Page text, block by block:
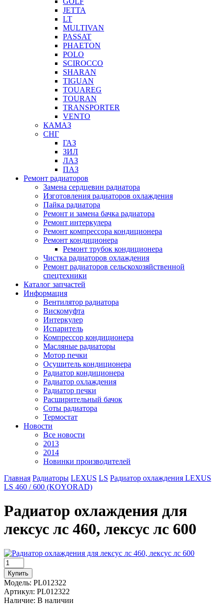
JETTA
LT
MULTIVAN
PASSAT
PHAETON
POLO
SCIROCCO
SHARAN
TIGUAN
TOUAREG
TOURAN
TRANSPORTER
VENTO
КАМАЗ
СНГ
ГАЗ
ЗИЛ
ЛАЗ
ПАЗ
Ремонт радиаторов
Замена сердцевин радиатора
Изготовления радиаторов охлаждения
Пайка радиатора
Ремонт и замена бачка радиатора
Ремонт интеркулера
Ремонт компрессора кондиционера
Ремонт кондиционера
Ремонт трубок кондиционера
Чистка радиаторов охлаждения
Ремонт радиаторов сельскохозяйственной
спецтехники
Каталог запчастей
Информация
Вентилятор радиатора
Вискомуфта
Интеркулер
Испаритель
Компрессор кондиционера
Масляные радиаторы
Мотор печки
Осушитель кондиционера
Радиатор кондиционера
Радиатор охлаждения
Радиатор печки
Расширительный бачок
Соты радиатора
Термостат
Новости
Все новости
2013
2014
Новинки производителей
Главная Радиаторы LEXUS LS Радиатор охлаждения LEXUS
LS 460 / 600 (KOYORAD)
Радиатор охлаждения для
лексус лс 460, лексус лс 600
Модель: PL012322
Артикул: PL012322
Наличие: В наличии